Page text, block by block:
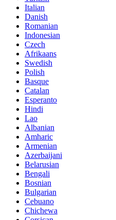
Italian
Danish
Romanian
Indonesian
Czech
Afrikaans
Swedish
Polish
Basque
Catalan
Esperanto
Hindi
Lao
Albanian
Amharic
Armenian
Azerbaijani
Belarusian
Bengali
Bosnian
Bulgarian
Cebuano
Chichewa